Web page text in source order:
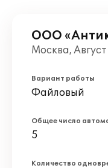
ООО
Москва,
Вариант работы
Файловый
Общее число
5
Количество